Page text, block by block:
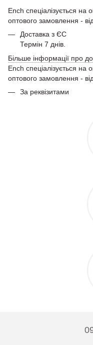
Ench спеціалізується на
оптового замовлення -
Доставка з ЄС
Термін 7 днів.
Більше інформації про
Ench спеціалізується на
оптового замовлення -
За реквізитами